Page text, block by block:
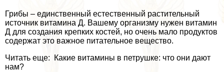
Грибы – единственный естественный растительный
источник витамина Д. Вашему организму нужен витамин
Д для создания крепких костей, но очень мало продуктов
содержат это важное питательное вещество.
Читать еще: Какие витамины в петрушке: что они дают
нам?